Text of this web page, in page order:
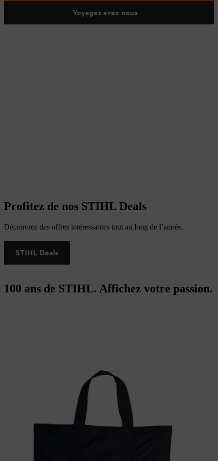
Voyagez avec nous
Profitez de nos STIHL Deals
Découvrez des offres intéressantes tout au long de l’année.
STIHL Deals
100 ans de STIHL. Affichez votre passion.